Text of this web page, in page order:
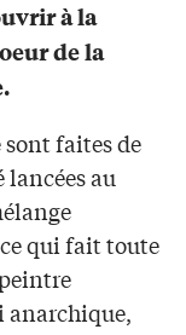
à la
de la
sont faites de
au
qui fait toute
anarchique,